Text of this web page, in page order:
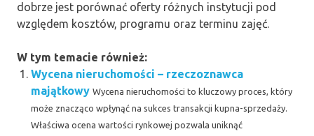
dobrze jest porównać oferty różnych instytucji pod
względem kosztów, programu oraz terminu zajęć.
W tym temacie również:
Wycena nieruchomości – rzeczoznawca
majątkowy Wycena nieruchomości to kluczowy proces, który
może znacząco wpłynąć na sukces transakcji kupna-sprzedaży.
Właściwa ocena wartości rynkowej pozwala uniknąć